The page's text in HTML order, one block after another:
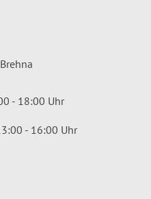
- 18:00 Uhr
- 16:00 Uhr